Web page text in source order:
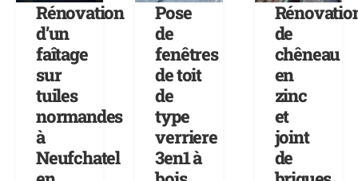
Rénovation
d’un
faîtage
sur
tuiles
normandes
à
Neufchatel
Pose
de
fenêtres
de toit
de
type
verriere
3en1 à
de
chêneau
en
zinc
et
joint
de